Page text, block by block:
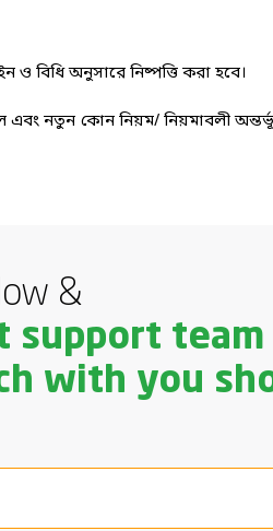
বিধি অনুসারে নিষ্পত্তি করা হবে।
এবং নতুন কোন নিয়ম/ নিয়মাবলী
&
support
with you